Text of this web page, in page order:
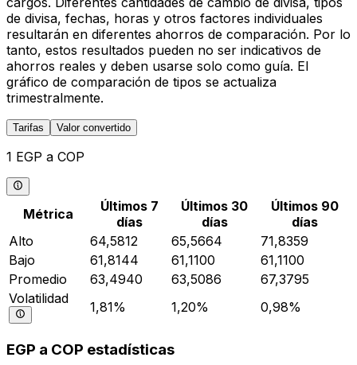
de divisa, fechas, horas y otros factores individuales
resultarán en diferentes ahorros de comparación. Por lo
tanto, estos resultados pueden no ser indicativos de
ahorros reales y deben usarse solo como guía. El
gráfico de comparación de tipos se actualiza
trimestralmente.
Tarifas Valor convertido
1 EGP a COP
Métrica
Últimos 7
días
Últimos 30
días
Últimos 90
días
Alto
64,5812 65,5664
71,8359
Bajo
61,8144 61,1100
61,1100
Promedio
63,4940 63,5086
67,3795
Volatilidad
1,81% 1,20% 0,98%
EGP a COP estadísticas